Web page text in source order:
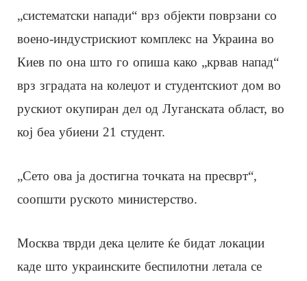
„систематски напади“ врз објекти поврзани со
воено-индустрискиот комплекс на Украина во
Киев по она што го опиша како „крвав напад“
врз зградата на колеџот и студентскиот дом во
рускиот окупиран дел од Луганската област, во
кој беа убиени 21 студент.
„Сето ова ја достигна точката на пресврт“,
соопшти руското министерство.
Москва тврди дека целите ќе бидат локации
каде што украинските беспилотни летала се